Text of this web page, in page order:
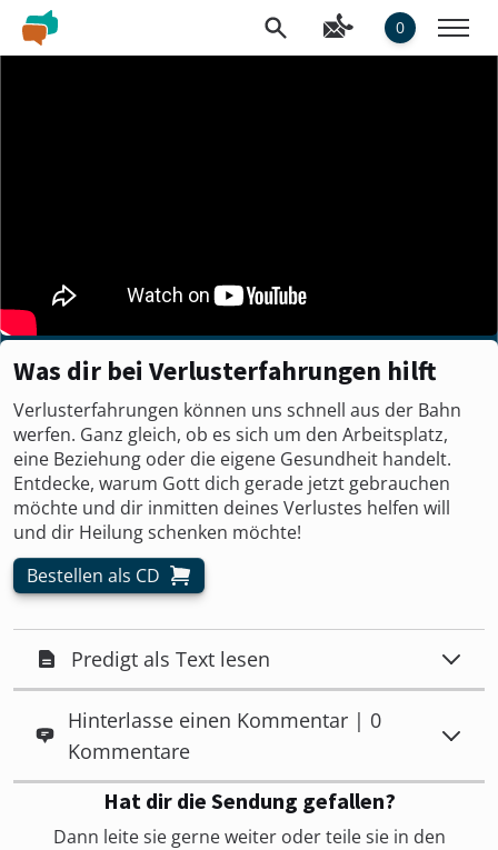
0
Was dir bei Verlusterfahrungen hilft
Verlusterfahrungen können uns schnell aus der Bahn
werfen. Ganz gleich, ob es sich um den Arbeitsplatz,
eine Beziehung oder die eigene Gesundheit handelt.
Entdecke, warum Gott dich gerade jetzt gebrauchen
möchte und dir inmitten deines Verlustes helfen will
und dir Heilung schenken möchte!
Bestellen als CD
Predigt als Text lesen
Hinterlasse einen Kommentar | 0
Kommentare
Hat dir die Sendung gefallen?
Dann leite sie gerne weiter oder teile sie in den